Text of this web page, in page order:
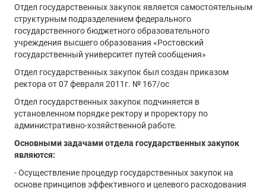
Отдел государственных закупок является самостоятельным
структурным подразделением федерального
государственного бюджетного образовательного
учреждения высшего образования «Ростовский
государственный университет путей сообщения»
Отдел государственных закупок был создан приказом
ректора от 07 февраля 2011г. № 167/ос
Отдел государственных закупок подчиняется в
установленном порядке ректору и проректору по
административно-хозяйственной работе.
Основными задачами отдела государственных закупок
являются:
- Осуществление процедур государственных закупок на
основе принципов эффективного и целевого расходования